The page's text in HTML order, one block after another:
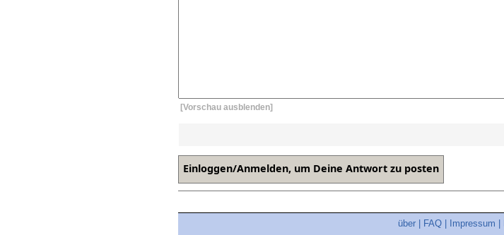
[Vorschau ausblenden]
über FAQ Impressum